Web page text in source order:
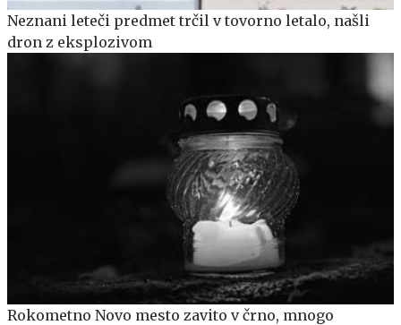
Neznani leteči predmet trčil v tovorno letalo, našli
dron z eksplozivom
Rokometno Novo mesto zavito v črno, mnogo